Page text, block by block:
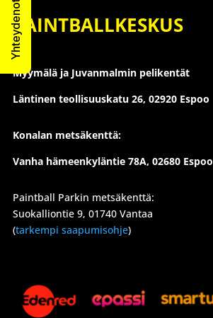
PAINTBALLKESKUS
Myymälä ja Juvanmalmin pelikentät
Läntinen teollisuuskatu 26, 02920 Espoo
Konalan metsäkenttä:
Vanha hämeenkyläntie 78A, 02680 Espoo
Paintball Parkin metsäkenttä:
Suokalliontie 9, 01740 Vantaa
(tarkempi saapumisohje)